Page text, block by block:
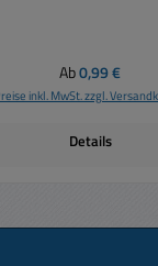
Regulärer Preis:
Ab0,99 €
inkl. MwSt. zzgl.
Details